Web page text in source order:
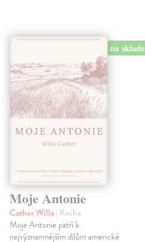
na sklade
Moje Antonie
Cather Willa| Kniha
Moje Antonie patří k
nejvýznamnějším dílům americké